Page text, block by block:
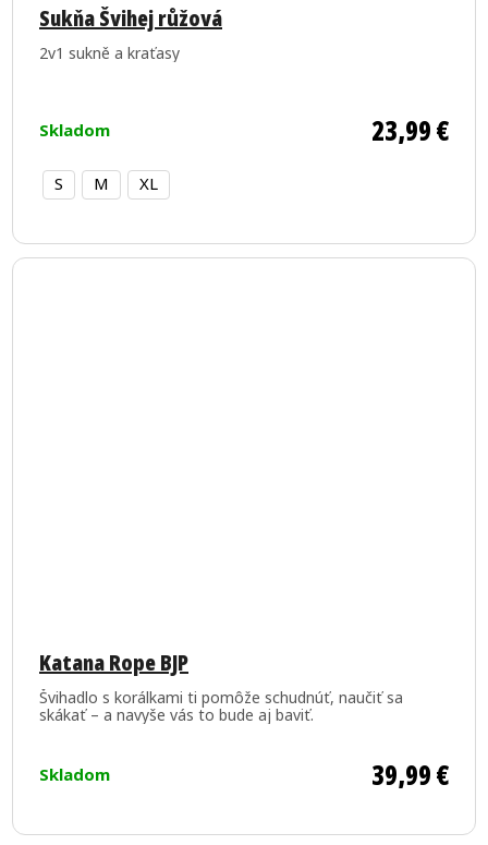
Sukňa Švihej růžová
2v1 sukně a kraťasy
Skladom 23,99 €
S M XL
Katana Rope BJP
Švihadlo s korálkami ti pomôže schudnúť, naučiť sa
skákať – a navyše vás to bude aj baviť.
hodnotenie
produktu
je
z
Skladom 39,99 €